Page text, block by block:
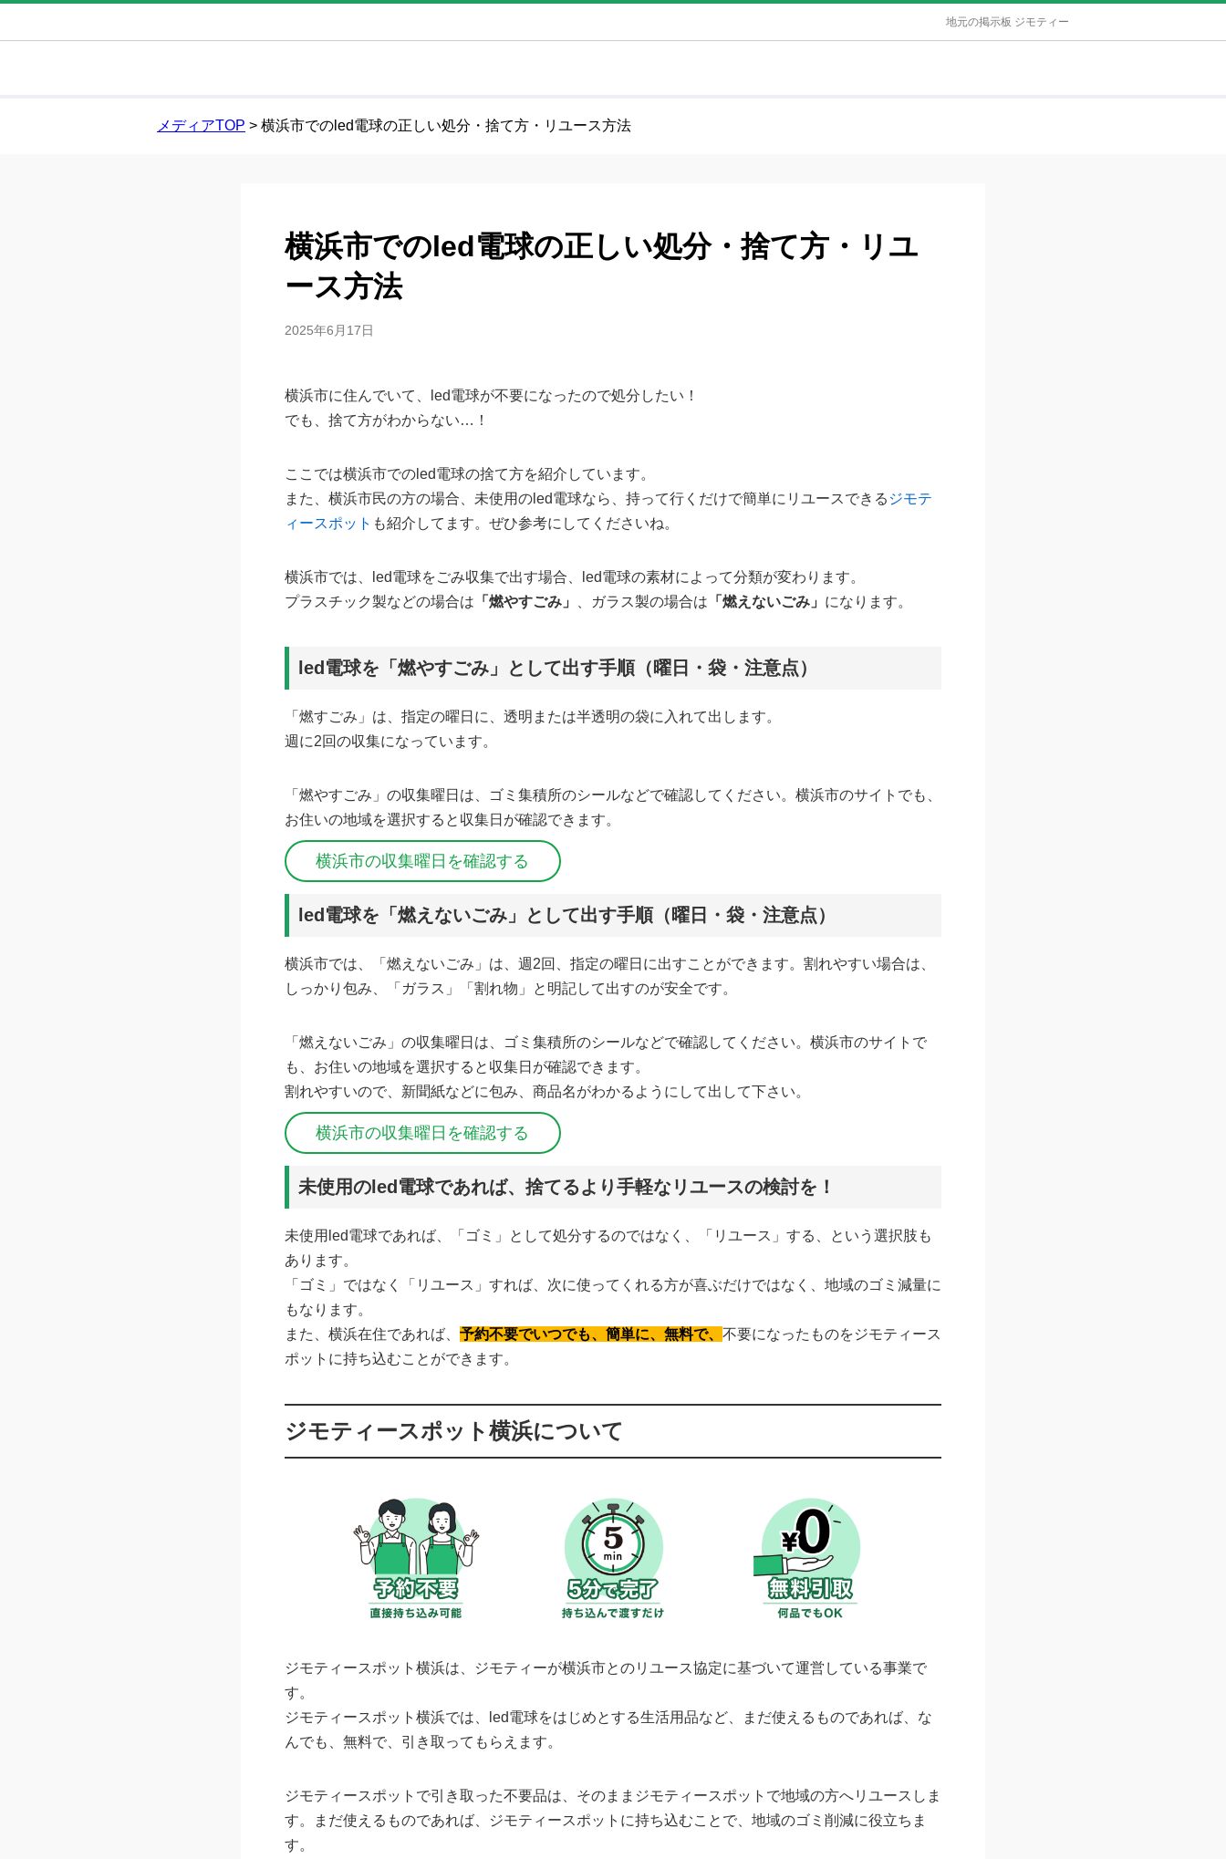
地元の掲示板 ジモティー
メディアTOP > 横浜市でのled電球の正しい処分・捨て方・リユース方法
横浜市でのled電球の正しい処分・捨て方・リユ
ース方法
2025年6月17日
横浜市に住んでいて、led電球が不要になったので処分したい！
でも、捨て方がわからない…！
ここでは横浜市でのled電球の捨て方を紹介しています。
また、横浜市民の方の場合、未使用のled電球なら、持って行くだけで簡単にリユースできる ジモテ
ィースポット も紹介してます。ぜひ参考にしてくださいね。
横浜市では、led電球をごみ収集で出す場合、led電球の素材によって分類が変わります。
プラスチック製などの場合は 「燃やすごみ」 、ガラス製の場合は 「燃えないごみ」 になります。
led電球を「燃やすごみ」として出す手順（曜日・袋・注意点）
「燃すごみ」は、指定の曜日に、透明または半透明の袋に入れて出します。
週に2回の収集になっています。
「燃やすごみ」の収集曜日は、ゴミ集積所のシールなどで確認してください。横浜市のサイトでも、
お住いの地域を選択すると収集日が確認できます。
横浜市の収集曜日を確認する
led電球を「燃えないごみ」として出す手順（曜日・袋・注意点）
横浜市では、「燃えないごみ」は、週2回、指定の曜日に出すことができます。割れやすい場合は、
しっかり包み、「ガラス」「割れ物」と明記して出すのが安全です。
「燃えないごみ」の収集曜日は、ゴミ集積所のシールなどで確認してください。横浜市のサイトで
も、お住いの地域を選択すると収集日が確認できます。
割れやすいので、新聞紙などに包み、商品名がわかるようにして出して下さい。
横浜市の収集曜日を確認する
未使用のled電球であれば、捨てるより手軽なリユースの検討を！
未使用led電球であれば、「ゴミ」として処分するのではなく、「リユース」する、という選択肢も
あります。
「ゴミ」ではなく「リユース」すれば、次に使ってくれる方が喜ぶだけではなく、地域のゴミ減量に
もなります。
また、横浜在住であれば、 予約不要でいつでも、簡単に、無料で、 不要になったものをジモティース
ポットに持ち込むことができます。
ジモティースポット横浜について
ジモティースポット横浜は、ジモティーが横浜市とのリユース協定に基づいて運営している事業で
す。
ジモティースポット横浜では、led電球をはじめとする生活用品など、まだ使えるものであれば、な
んでも、無料で、引き取ってもらえます。
ジモティースポットで引き取った不要品は、そのままジモティースポットで地域の方へリユースしま
す。まだ使えるものであれば、ジモティースポットに持ち込むことで、地域のゴミ削減に役立ちま
す。